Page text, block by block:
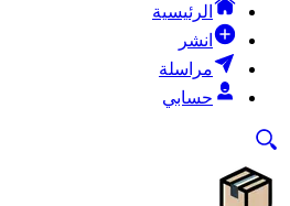
الرئيسية
انشر
مراسلة
حسابي